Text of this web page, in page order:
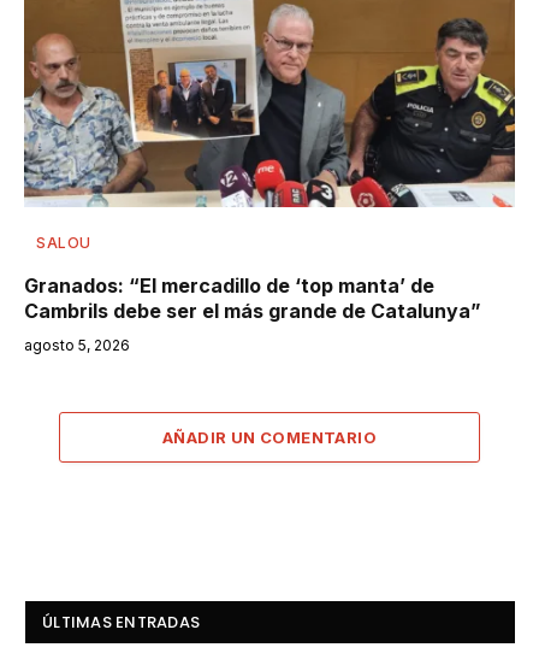
SALOU
Granados: “El mercadillo de ‘top manta’ de
Cambrils debe ser el más grande de Catalunya”
agosto 5, 2026
AÑADIR UN COMENTARIO
ÚLTIMAS ENTRADAS